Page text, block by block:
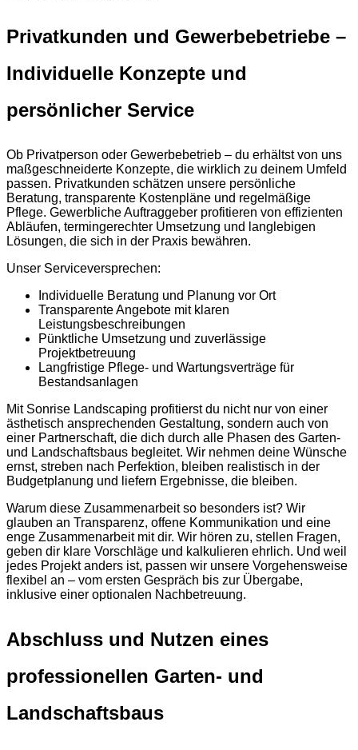
Privatkunden und Gewerbebetriebe –
Individuelle Konzepte und
persönlicher Service
Ob Privatperson oder Gewerbebetrieb – du erhältst von uns
maßgeschneiderte Konzepte, die wirklich zu deinem Umfeld
passen. Privatkunden schätzen unsere persönliche
Beratung, transparente Kostenpläne und regelmäßige
Pflege. Gewerbliche Auftraggeber profitieren von effizienten
Abläufen, termingerechter Umsetzung und langlebigen
Lösungen, die sich in der Praxis bewähren.
Unser Serviceversprechen:
Individuelle Beratung und Planung vor Ort
Transparente Angebote mit klaren
Leistungsbeschreibungen
Pünktliche Umsetzung und zuverlässige
Projektbetreuung
Langfristige Pflege- und Wartungsverträge für
Bestandsanlagen
Mit Sonrise Landscaping profitierst du nicht nur von einer
ästhetisch ansprechenden Gestaltung, sondern auch von
einer Partnerschaft, die dich durch alle Phasen des Garten-
und Landschaftsbaus begleitet. Wir nehmen deine Wünsche
ernst, streben nach Perfektion, bleiben realistisch in der
Budgetplanung und liefern Ergebnisse, die bleiben.
Warum diese Zusammenarbeit so besonders ist? Wir
glauben an Transparenz, offene Kommunikation und eine
enge Zusammenarbeit mit dir. Wir hören zu, stellen Fragen,
geben dir klare Vorschläge und kalkulieren ehrlich. Und weil
jedes Projekt anders ist, passen wir unsere Vorgehensweise
flexibel an – vom ersten Gespräch bis zur Übergabe,
inklusive einer optionalen Nachbetreuung.
Abschluss und Nutzen eines
professionellen Garten- und
Landschaftsbaus